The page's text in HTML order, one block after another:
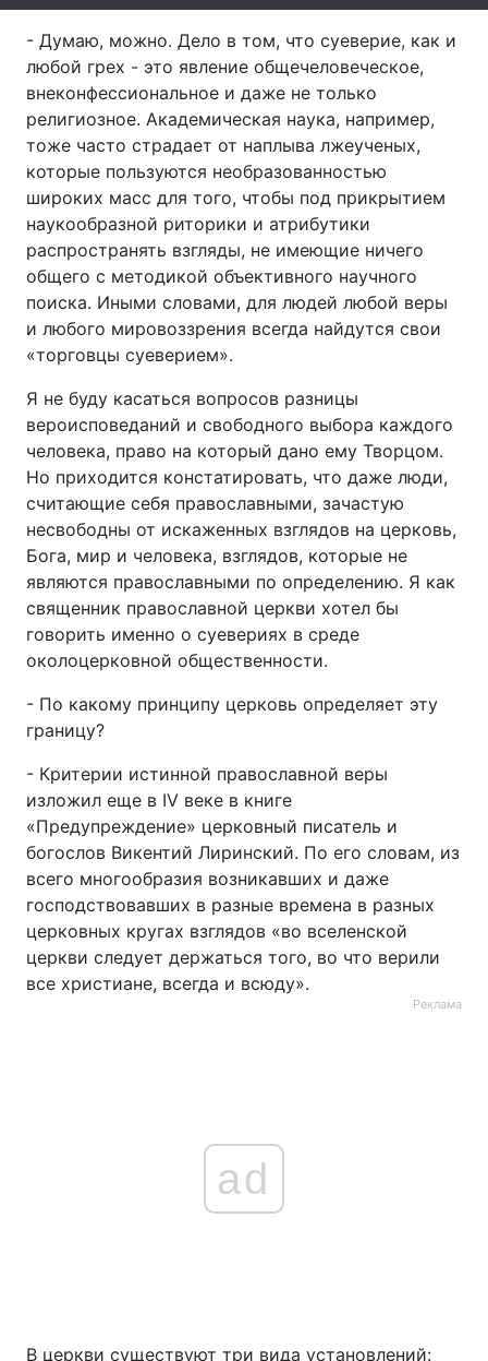
Інтерв'ю Думки
Архів Вакансії
Контакти
Послуги
Тема оформлення
- Думаю, можно. Дело в том, что суеверие, как и
любой грех - это явление общечеловеческое,
внеконфессиональное и даже не только
религиозное. Академическая наука, например,
тоже часто страдает от наплыва лжеученых,
которые пользуются необразованностью
широких масс для того, чтобы под прикрытием
наукообразной риторики и атрибутики
распространять взгляды, не имеющие ничего
общего с методикой объективного научного
поиска. Иными словами, для людей любой веры
и любого мировоззрения всегда найдутся свои
«торговцы суеверием».
Я не буду касаться вопросов разницы
вероисповеданий и свободного выбора каждого
человека, право на который дано ему Творцом.
Но приходится констатировать, что даже люди,
считающие себя православными, зачастую
несвободны от искаженных взглядов на церковь,
Бога, мир и человека, взглядов, которые не
являются православными по определению. Я как
священник православной церкви хотел бы
говорить именно о суевериях в среде
околоцерковной общественности.
- По какому принципу церковь определяет эту
границу?
- Критерии истинной православной веры
изложил еще в IV веке в книге
«Предупреждение» церковный писатель и
богослов Викентий Лиринский. По его словам, из
всего многообразия возникавших и даже
господствовавших в разные времена в разных
церковных кругах взглядов «во вселенской
церкви следует держаться того, во что верили
все христиане, всегда и всюду».
Реклама
ad
В церкви существуют три вида установлений: